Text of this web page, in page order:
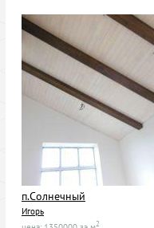
п.Солнечный
Игорь
2